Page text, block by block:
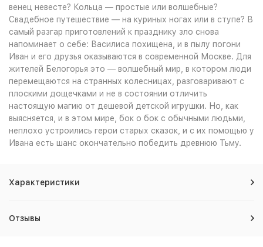
венец невесте? Кольца — простые или волшебные?
Свадебное путешествие — на куриных ногах или в ступе? В
самый разгар приготовлений к празднику зло снова
напоминает о себе: Василиса похищена, и в пылу погони
Иван и его друзья оказываются в современной Москве. Для
жителей Белогорья это — волшебный мир, в котором люди
перемещаются на странных колесницах, разговаривают с
плоскими дощечками и не в состоянии отличить
настоящую магию от дешевой детской игрушки. Но, как
выясняется, и в этом мире, бок о бок с обычными людьми,
неплохо устроились герои старых сказок, и с их помощью у
Ивана есть шанс окончательно победить древнюю Тьму.
Характеристики
Отзывы